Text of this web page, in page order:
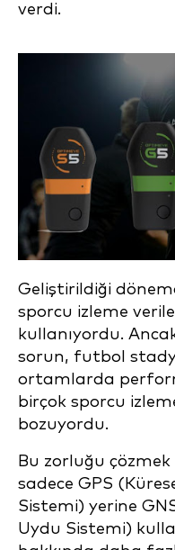
verdi.
Geliştirildiği
sporcu izleme
kullanıyordu.
sorun, futbol
ortamlarda
birçok sporcu
bozuyordu.
Bu zorluğu çözmek
sadece GPS
Sistemi) yerine
Uydu Sistemi)